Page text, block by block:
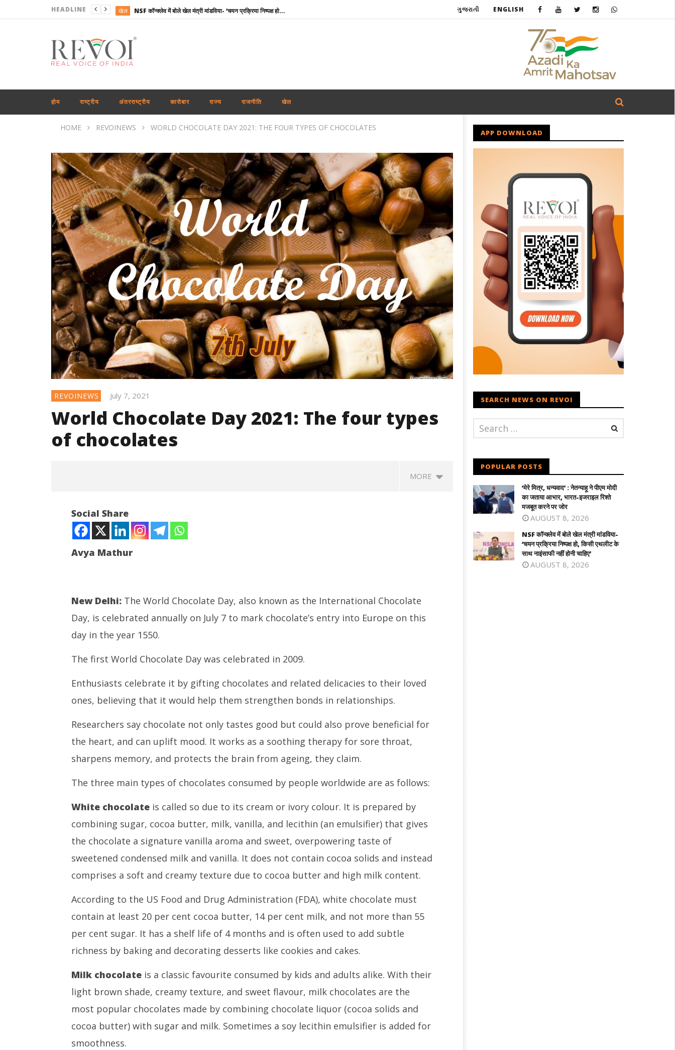
HEADLINE खेल NSF कॉन्क्लेव में बोले खेल मंत्री मांडविया- ‘चयन प्रक्रिया निष्पक्ष हो, किसी एथलीट के साथ नाइंसाफी नहीं होनी चाहिए’
राष्ट्रीय
राजनीति
कारोबार शेयर बाजार में गिरावट के साथ कारोबारी सप्ताह का समापन, सेंसेक्स 456 अंक टूटा, निफ्टी 65 अंक कमजोर
खेल कोरिया मास्टर्स : अश्मिता की टॉप सीड पर स्तब्धकारी जीत, रक्षिता ने तन्वी को बाहर किया, सेमीफाइनल में आमने-सामने
राष्ट्रीय Rabindranath Tagore Death Anniversary : राष्ट्रपति नहीं, नेताओं ने दी श्रद्धांजलि, ओम बिड़ला से योगी तक ने किया नमन
अंतरराष्ट्रीय ‘मेरे मित्र, धन्यवाद’ : नेतन्याहू ने पीएम मोदी का जताया आभार, भारत-इजराइल रिश्ते मजबूत करने पर जोर
ગુજરાતી ENGLISH
होम राष्ट्रीय अंतरराष्ट्रीय कारोबार राज्य राजनीति खेल
HOME REVOINEWS WORLD CHOCOLATE DAY 2021: THE FOUR TYPES OF CHOCOLATES
REVOINEWS July 7, 2021
World Chocolate Day 2021: The four types
of chocolates
MORE
World Chocolate Day 2021: The
July
7,
2021
‘मेरे मित्र, धन्यवाद’ : नेतन्याहू ने पीएम मोदी का
जताया आभार, भारत-इजराइल रिश्ते मजबूत करने
पर जोर
NSF कॉन्क्लेव में बोले खेल मंत्री मांडविया- ‘चयन
नाइंसाफी नहीं होनी चाहिए’
Social Share
Avya Mathur
New Delhi:The World Chocolate Day, also known as the International Chocolate
Day, is celebrated annually on July 7 to mark chocolate’s entry into Europe on this
day in the year 1550.
The first World Chocolate Day was celebrated in 2009.
Enthusiasts celebrate it by gifting chocolates and related delicacies to their loved
ones, believing that it would help them strengthen bonds in relationships.
Researchers say chocolate not only tastes good but could also prove beneficial for
the heart, and can uplift mood. It works as a soothing therapy for sore throat,
sharpens memory, and protects the brain from ageing, they claim.
The three main types of chocolates consumed by people worldwide are as follows:
White chocolateis called so due to its cream or ivory colour. It is prepared by
combining sugar, cocoa butter, milk, vanilla, and lecithin (an emulsifier) that gives
the chocolate a signature vanilla aroma and sweet, overpowering taste of
sweetened condensed milk and vanilla. It does not contain cocoa solids and instead
comprises a soft and creamy texture due to cocoa butter and high milk content.
According to the US Food and Drug Administration (FDA), white chocolate must
contain at least 20 per cent cocoa butter, 14 per cent milk, and not more than 55
per cent sugar. It has a shelf life of 4 months and is often used to add subtle
richness by baking and decorating desserts like cookies and cakes.
Milk chocolateis a classic favourite consumed by kids and adults alike. With their
light brown shade, creamy texture, and sweet flavour, milk chocolates are the
most popular chocolates made by combining chocolate liquor (cocoa solids and
cocoa butter) with sugar and milk. Sometimes a soy lecithin emulsifier is added for
smoothness.
APP DOWNLOAD
SEARCH NEWS ON REVOI
POPULAR POSTS
‘मेरे मित्र, धन्यवाद’ : नेतन्याहू ने पीएम मोदी
का जताया आभार, भारत-इजराइल रिश्ते
मजबूत करने पर जोर
AUGUST 8, 2026
NSF कॉन्क्लेव में बोले खेल मंत्री मांडविया-
‘चयन प्रक्रिया निष्पक्ष हो, किसी एथलीट के
साथ नाइंसाफी नहीं होनी चाहिए’
AUGUST 8, 2026